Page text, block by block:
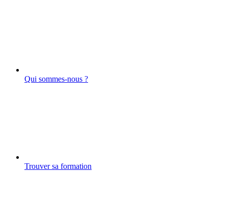
Qui sommes-nous ?
Trouver sa formation